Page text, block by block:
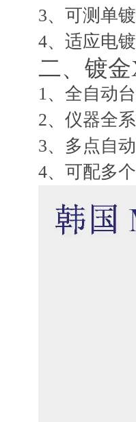
3、可测单
4、适应电
二、镀
1、全自动
2、仪器全
3、多点自
4、可配多